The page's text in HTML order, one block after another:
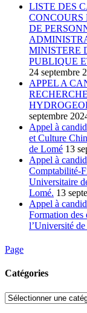
LISTE DES
DE
MINISTERE
PUBLIQUE
24 septembre
APPEL A
septembre
Appel à
et Culture
de Lomé 13
Appel à
Comptabilité-
Universitaire
Lomé. 13
Appel à
Formation des
l’Université
Page
Catégories
Catégories